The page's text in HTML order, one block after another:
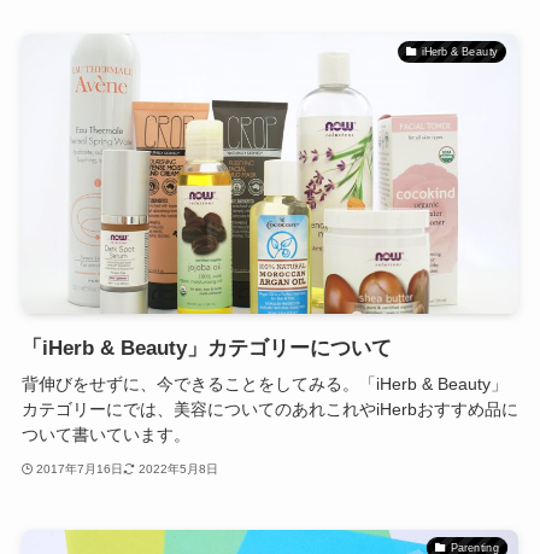
iHerb & Beauty
「iHerb & Beauty」カテゴリーについて
背伸びをせずに、今できることをしてみる。「iHerb & Beauty」
カテゴリーにでは、美容についてのあれこれやiHerbおすすめ品に
ついて書いています。
2017年7月16日 2022年5月8日
Parenting